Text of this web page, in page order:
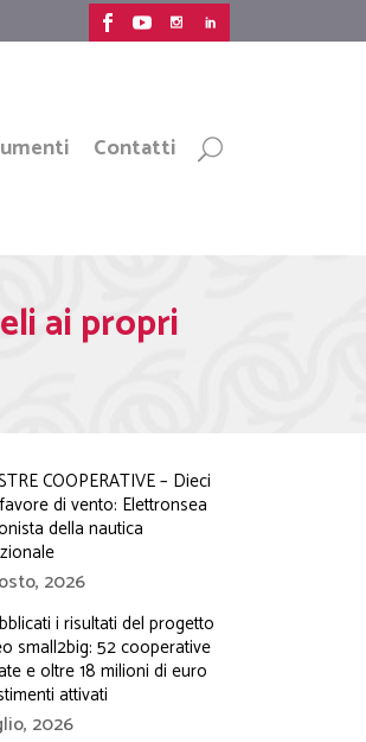
Contatti
ai propri
COOPERATIVE – Dieci
di vento: Elettronsea
della nautica
2026
i risultati del progetto
small2big: 52 cooperative
e oltre 18 milioni di euro
attivati
2026